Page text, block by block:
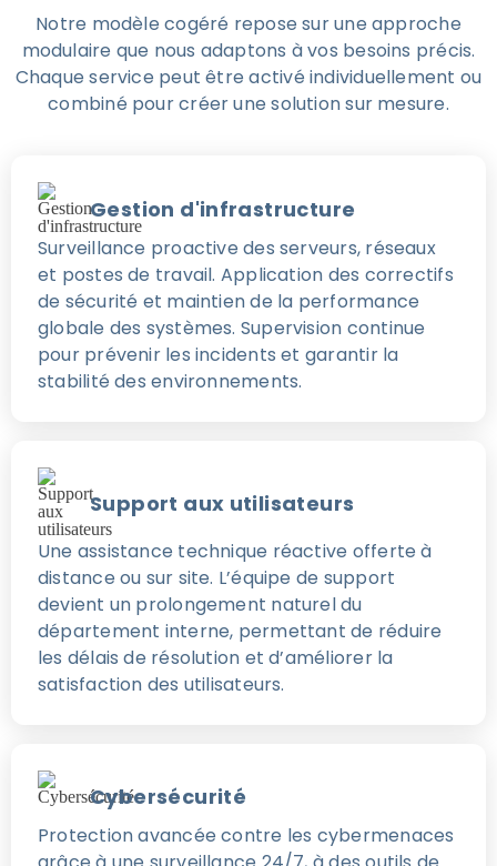
Notre modèle cogéré repose sur une approche
modulaire que nous adaptons à vos besoins précis.
Chaque service peut être activé individuellement ou
combiné pour créer une solution sur mesure.
Gestion d'infrastructure
Surveillance proactive des serveurs, réseaux
et postes de travail. Application des correctifs
de sécurité et maintien de la performance
globale des systèmes. Supervision continue
pour prévenir les incidents et garantir la
stabilité des environnements.
Support aux utilisateurs
Une assistance technique réactive offerte à
distance ou sur site. L’équipe de support
devient un prolongement naturel du
département interne, permettant de réduire
les délais de résolution et d’améliorer la
satisfaction des utilisateurs.
Cybersécurité
Protection avancée contre les cybermenaces